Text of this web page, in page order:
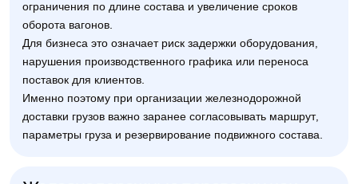
ограничения по длине состава и увеличение сроков
оборота вагонов.
Для бизнеса это означает риск задержки оборудования,
нарушения производственного графика или переноса
поставок для клиентов.
Именно поэтому при организации железнодорожной
доставки грузов важно заранее согласовывать маршрут,
параметры груза и резервирование подвижного состава.